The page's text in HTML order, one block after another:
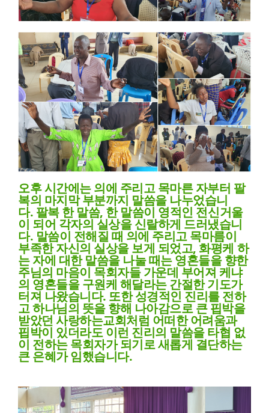
오후 시간에는 의에 주리고 목마른 자부터 팔
복의 마지막 부분까지 말씀을 나누었습니
다. 팔복 한 말씀, 한 말씀이 영적인 전신거울
이 되어 각자의 실상을 신랄하게 드러냈습니
다. 말씀이 전해질 때 의에 주리고 목마름이
부족한 자신의 실상을 보게 되었고, 화평케 하
는 자에 대한 말씀을 나눌 때는 영혼들을 향한
주님의 마음이 목회자들 가운데 부어져 케냐
의 영혼들을 구원케 해달라는 간절한 기도가
터져 나왔습니다. 또한 성경적인 진리를 전하
고 하나님의 뜻을 향해 나아감으로 큰 핍박을
받았던 사랑하는교회처럼 어떠한 어려움과
핍박이 있더라도 이런 진리의 말씀을 타협 없
이 전하는 목회자가 되기로 새롭게 결단하는
큰 은혜가 임했습니다.